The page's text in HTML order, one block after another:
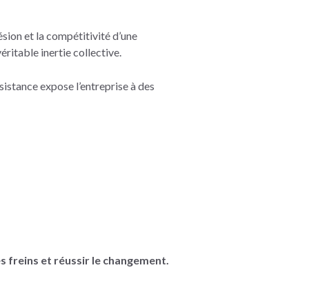
et la compétitivité d’une
inertie collective.
expose l’entreprise à des
freins et réussir le changement.